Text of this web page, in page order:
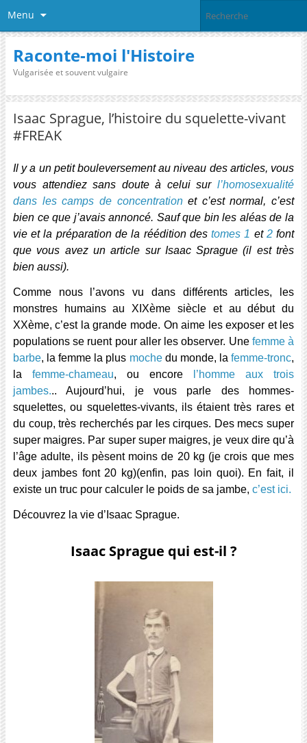
Menu
Raconte-moi l'Histoire
Vulgarisée et souvent vulgaire
Isaac Sprague, l’histoire du squelette-vivant
#FREAK
Il y a un petit bouleversement au niveau des articles, vous
vous attendiez sans doute à celui surl’homosexualité
dans les camps de concentrationet c’est normal, c’est
bien ce que j’avais annoncé. Sauf que bin les aléas de la
vie et la préparation de la réédition destomes 1 et 2font
que vous avez un article sur Isaac Sprague (il est très
bien aussi).
Comme nous l’avons vu dans différents articles, les
monstres humains au XIXème siècle et au début du
XXème, c’est la grande mode. On aime les exposer et les
populations se ruent pour aller les observer. Une femme à
barbe, la femme la plus mochedu monde, lafemme-tronc,
la femme-chameau, ou encore
l’homme aux trois
jambes... Aujourd’hui, je vous parle des hommes-
squelettes, ou squelettes-vivants, ils étaient très rares et
du coup, très recherchés par les cirques. Des mecs super
super maigres. Par super super maigres, je veux dire qu’à
l’âge adulte, ils pèsent moins de 20 kg (je crois que mes
deux jambes font 20 kg)(enfin, pas loin quoi). En fait, il
existe un truc pour calculer le poids de sa jambe, c’est ici.
Découvrez la vie d’Isaac Sprague.
Isaac Sprague qui est-il ?